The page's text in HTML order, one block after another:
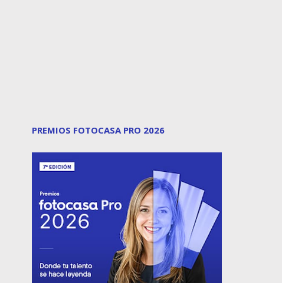
PREMIOS FOTOCASA PRO 2026